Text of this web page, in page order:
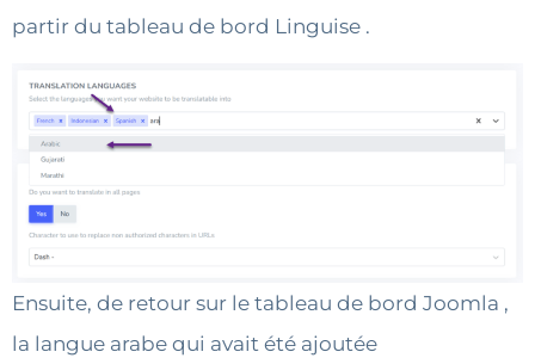
partir du tableau de bord Linguise .
Ensuite, de retour sur le tableau de bord Joomla ,
la langue arabe qui avait été ajoutée